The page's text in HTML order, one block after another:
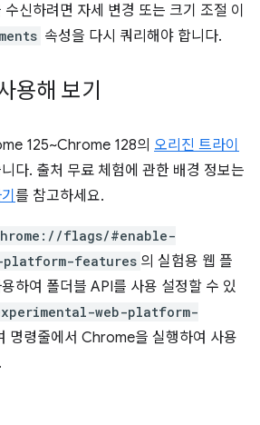
신하려면 자세 변경 또는 크기 조절 이
속성을 다시 쿼리해야 합니다.
용해 보기
125~Chrome 128의 오리진 트라이
다. 출처 무료 체험에 관한 배경 정보는
를 참고하세요.
flags/#enable-
platform-features 의 실험용 웹 플
하여 폴더블 API를 사용 설정할 수 있
web-platform-
명령줄에서 Chrome을 실행하여 사용